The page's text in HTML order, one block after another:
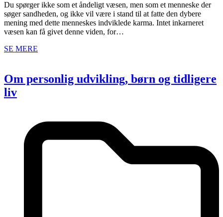
Du spørger ikke som et åndeligt væsen, men som et menneske der
søger sandheden, og ikke vil være i stand til at fatte den dybere
mening med dette menneskes indviklede karma. Intet inkarneret
væsen kan få givet denne viden, for…
SE MERE
Om personlig udvikling, børn og tidligere
liv